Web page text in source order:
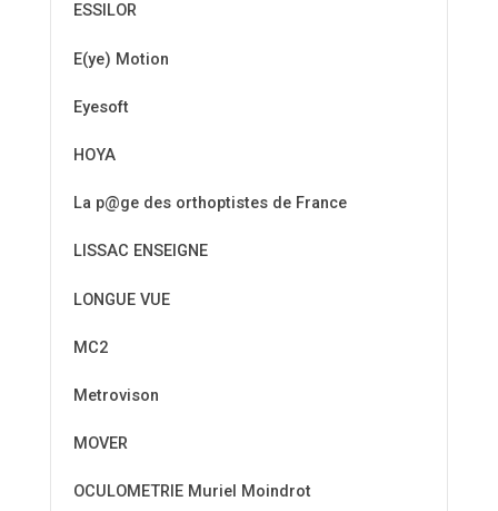
ESSILOR
E(ye) Motion
Eyesoft
HOYA
La p@ge des orthoptistes de France
LISSAC ENSEIGNE
LONGUE VUE
MC2
Metrovison
MOVER
OCULOMETRIE Muriel Moindrot